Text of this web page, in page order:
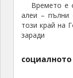
Времето е
алеи – пълни
този край на
заради